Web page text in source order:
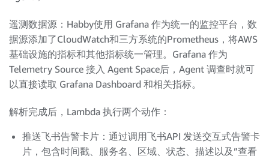
遥测数据源：Habby使用 Grafana 作为统一的监控平台，数
据源添加了CloudWatch和三方系统的Prometheus，将AWS
基础设施的指标和其他指标统一管理。Grafana 作为
Telemetry Source 接入 Agent Space后，Agent 调查时就可
以直接读取 Grafana Dashboard 和相关指标。
解析完成后，Lambda 执行两个动作：
推送飞书告警卡片：通过调用飞书API 发送交互式告警卡
片，包含时间戳、服务名、区域、状态、描述以及”查看